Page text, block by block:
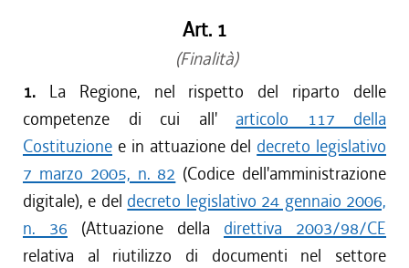
Art. 1
(Finalità)
1. La Regione, nel rispetto del riparto delle
competenze di cui all' articolo 117 della
Costituzione e in attuazione del decreto legislativo
7 marzo 2005, n. 82 (Codice dell'amministrazione
digitale), e del decreto legislativo 24 gennaio 2006,
n. 36 (Attuazione della direttiva 2003/98/CE
relativa al riutilizzo di documenti nel settore